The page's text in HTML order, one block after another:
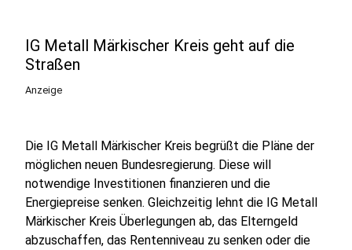
IG Metall Märkischer Kreis geht auf die
Straßen
Anzeige
Die IG Metall Märkischer Kreis begrüßt die Pläne der
möglichen neuen Bundesregierung. Diese will
notwendige Investitionen finanzieren und die
Energiepreise senken. Gleichzeitig lehnt die IG Metall
Märkischer Kreis Überlegungen ab, das Elterngeld
abzuschaffen, das Rentenniveau zu senken oder die